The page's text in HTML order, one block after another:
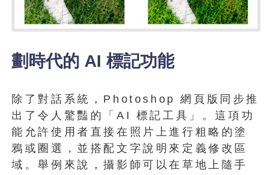
劃時代的 AI 標記功能
除了對話系統，Photoshop 網頁版同步推
出了令人驚豔的「AI 標記工具」。這項功
能允許使用者直接在照片上進行粗略的塗
鴉或圈選，並搭配文字說明來定義修改區
域。舉例來說，攝影師可以在草地上隨手